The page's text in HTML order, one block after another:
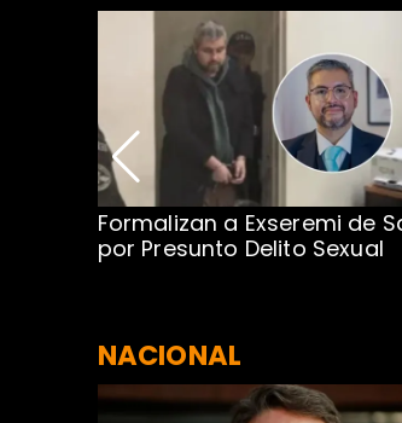
Formalizan a Exseremi de
por Presunto Delito Sexual
NACIONAL